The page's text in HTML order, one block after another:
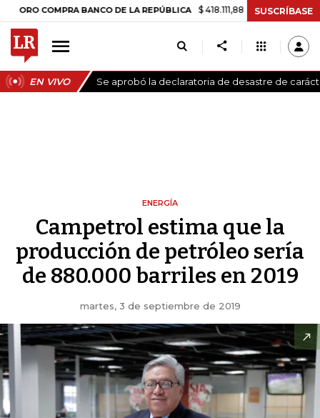
COMPRA BANCO DE LA REPÚBLICA $ 418.111,88 +$ 9.612,91 +2,35%
SUSCRÍBASE
EN VIVO Se aprobó la declaratoria de desastre de
ENERGÍA
Campetrol estima que la
producción de petróleo sería
de 880.000 barriles en 2019
martes, 3 de septiembre de 2019